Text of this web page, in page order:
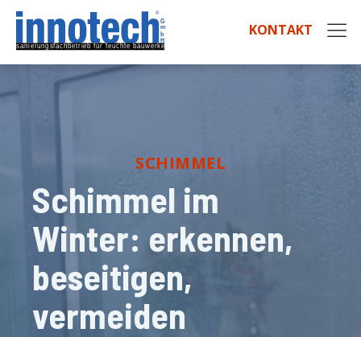
KONTAKT
SCHIMMEL
Schimmel im
Winter: erkennen,
beseitigen,
vermeiden